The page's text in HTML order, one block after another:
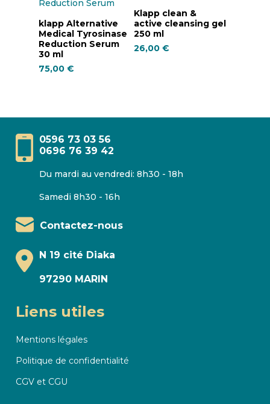
Ajouter Au Panier
klapp Alternative
Medical Tyrosinase
Reduction Serum
30 ml
75,00 €
Ajouter Au Panier
Klapp clean &
active cleansing gel
250 ml
26,00 €
0596 73 03 56
0696 76 39 42
Du mardi au vendredi: 8h30 - 18h
Samedi 8h30 - 16h
Contactez-nous
N 19 cité Diaka
97290 MARIN
Liens utiles
Mentions légales
Politique de confidentialité
CGV et CGU